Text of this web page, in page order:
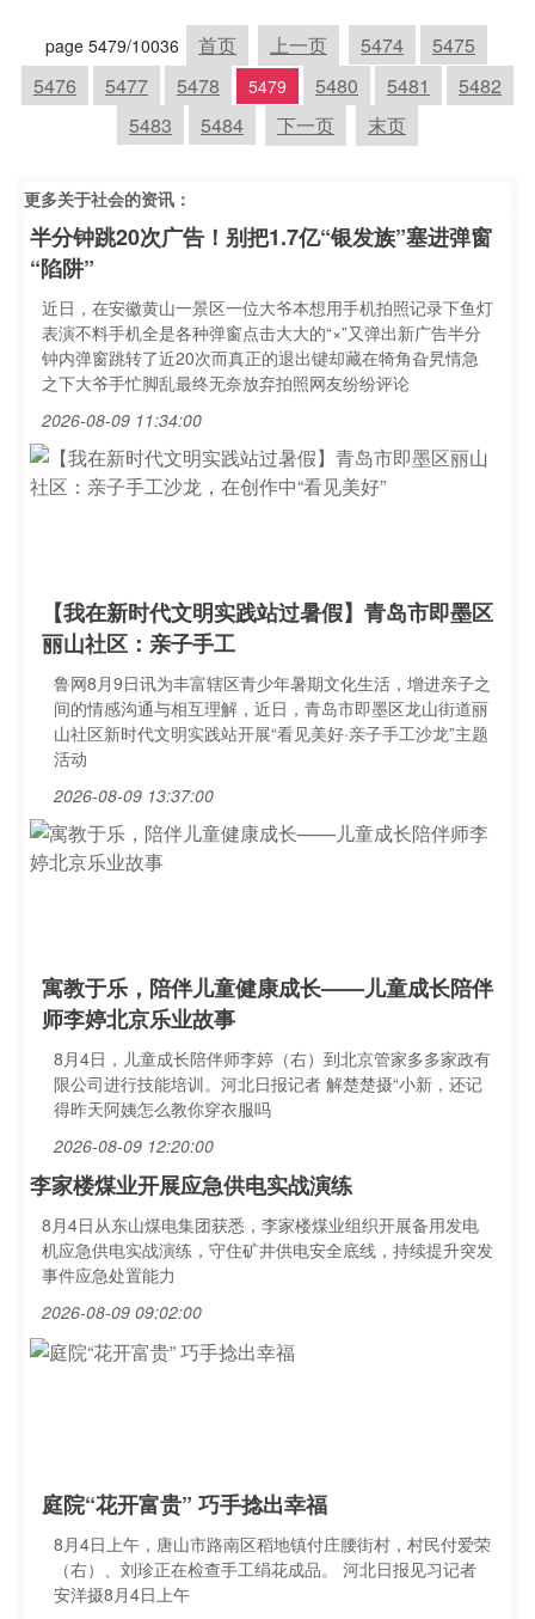
page 5479/10036 首页 上一页 5474
5475
5476
5477 5478 5479 5480 5481
5482
5483
5484 下一页 末页
更多关于社会的资讯：
半分钟跳20次广告！别把1.7亿“银发族”塞进弹窗
“陷阱”
近日，在安徽黄山一景区一位大爷本想用手机拍照记录下鱼灯
表演不料手机全是各种弹窗点击大大的“×”又弹出新广告半分
钟内弹窗跳转了近20次而真正的退出键却藏在犄角旮旯情急
之下大爷手忙脚乱最终无奈放弃拍照网友纷纷评论
2026-08-09 11:34:00
【我在新时代文明实践站过暑假】青岛市即墨区
丽山社区：亲子手工
鲁网8月9日讯为丰富辖区青少年暑期文化生活，增进亲子之
间的情感沟通与相互理解，近日，青岛市即墨区龙山街道丽
山社区新时代文明实践站开展“看见美好·亲子手工沙龙”主题
活动
2026-08-09 13:37:00
寓教于乐，陪伴儿童健康成长——儿童成长陪伴
师李婷北京乐业故事
8月4日，儿童成长陪伴师李婷（右）到北京管家多多家政有
限公司进行技能培训。河北日报记者 解楚楚摄“小新，还记
得昨天阿姨怎么教你穿衣服吗
2026-08-09 12:20:00
李家楼煤业开展应急供电实战演练
8月4日从东山煤电集团获悉，李家楼煤业组织开展备用发电
机应急供电实战演练，守住矿井供电安全底线，持续提升突发
事件应急处置能力
2026-08-09 09:02:00
庭院“花开富贵” 巧手捻出幸福
8月4日上午，唐山市路南区稻地镇付庄腰街村，村民付爱荣
（右）、刘珍正在检查手工绢花成品。 河北日报见习记者
安洋摄8月4日上午